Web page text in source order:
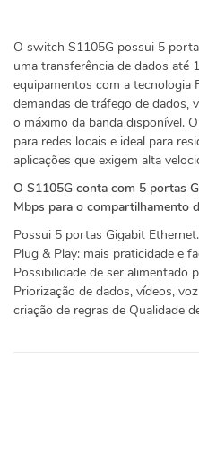
O switch S1105G possui 5
uma transferência de dados até
equipamentos com a tecnologia
demandas de tráfego de dados,
o máximo da banda disponível.
para redes locais e ideal para
aplicações que exigem alta
O S1105G conta com 5 portas
Mbps para o compartilhamento
Possui 5 portas Gigabit Ethernet.
Plug & Play: mais praticidade e
Possibilidade de ser alimentado
Priorização de dados, vídeos,
criação de regras de Qualidade